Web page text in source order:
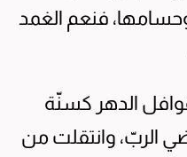
فنعم الغمد
الدهر كسنّة
الربّ، وانتقلت من